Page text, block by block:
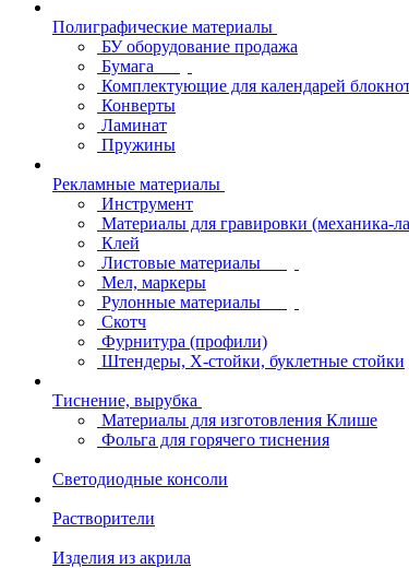
Полиграфические материалы
БУ оборудование продажа
Бумага
Комплектующие для календарей
Конверты
Ламинат
Пружины
Рекламные материалы
Инструмент
Материалы для гравировки (механика-
Клей
Листовые материалы
Мел, маркеры
Рулонные материалы
Скотч
Фурнитура (профили)
Штендеры, Х-стойки, буклетные стойки
Тиснение, вырубка
Материалы для изготовления Клише
Фольга для горячего тиснения
Светодиодные консоли
Растворители
Изделия из акрила